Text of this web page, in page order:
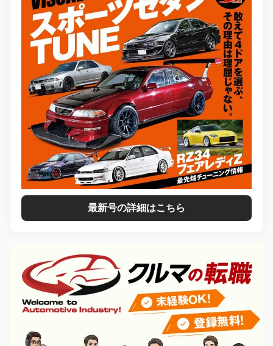
最新号の詳細はこちら